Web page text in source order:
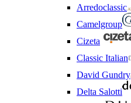
Arredoclassic
Camelgroup
Cizeta
Classic Italian
David Gundry
Delta Salotti